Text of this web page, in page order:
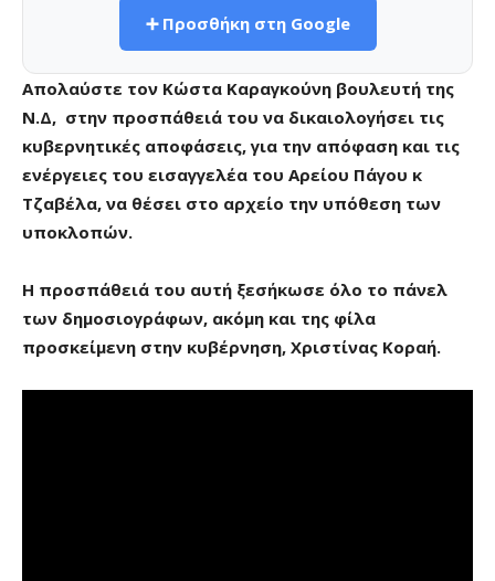
➕ Προσθήκη στη Google
Απολαύστε τον Κώστα Καραγκούνη βουλευτή της
Ν.Δ, στην προσπάθειά του να δικαιολογήσει τις
κυβερνητικές αποφάσεις, για την απόφαση και τις
ενέργειες του εισαγγελέα του Αρείου Πάγου κ
Τζαβέλα, να θέσει στο αρχείο την υπόθεση των
υποκλοπών.
Η προσπάθειά του αυτή ξεσήκωσε όλο το πάνελ
των δημοσιογράφων, ακόμη και της φίλα
προσκείμενη στην κυβέρνηση, Χριστίνας Κοραή.